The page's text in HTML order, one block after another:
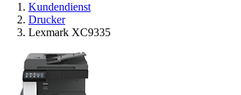
Kundendienst
Drucker
Lexmark XC9335